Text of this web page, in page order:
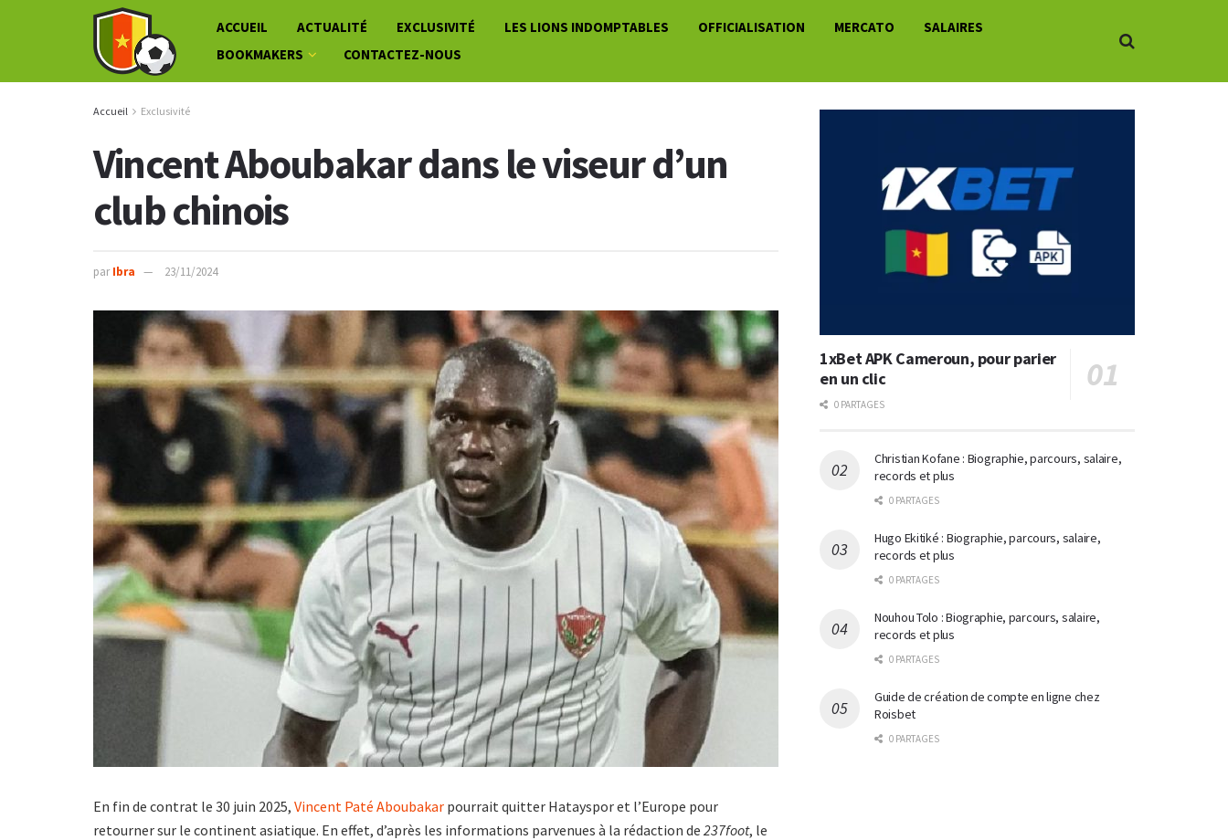
ACCUEIL ACTUALITÉ EXCLUSIVITÉ LES LIONS INDOMPTABLES OFFICIALISATION MERCATO
SALAIRES
BOOKMAKERS
CONTACTEZ-NOUS
Accueil Exclusivité
Vincent Aboubakar dans le viseur d’un
club chinois
par Ibra 23/11/2024
En fin de contrat le 30 juin 2025, Vincent Paté Aboubakar pourrait quitter Hatayspor et l’Europe pour
retourner sur le continent asiatique. En effet, d’après les informations parvenues à la rédaction de 237foot, le
1xBet APK Cameroun, pour parier
en un clic
0 PARTAGES
Christian Kofane : Biographie, parcours, salaire,
records et plus
0 PARTAGES
Hugo Ekitiké : Biographie, parcours, salaire,
records et plus
0 PARTAGES
Nouhou Tolo : Biographie, parcours, salaire,
records et plus
0 PARTAGES
Guide de création de compte en ligne chez
Roisbet
0 PARTAGES